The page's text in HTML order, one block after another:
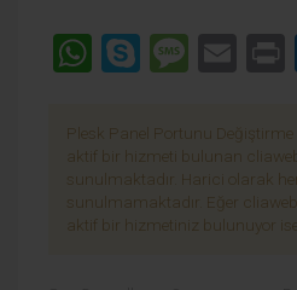
WhatsApp
Skype
Plesk Panel Portunu
aktif bir hizmeti bulunan
sunulmaktadır. Harici olarak
sunulmamaktadır. Eğer
aktif bir hizmetiniz bulunuyor ise